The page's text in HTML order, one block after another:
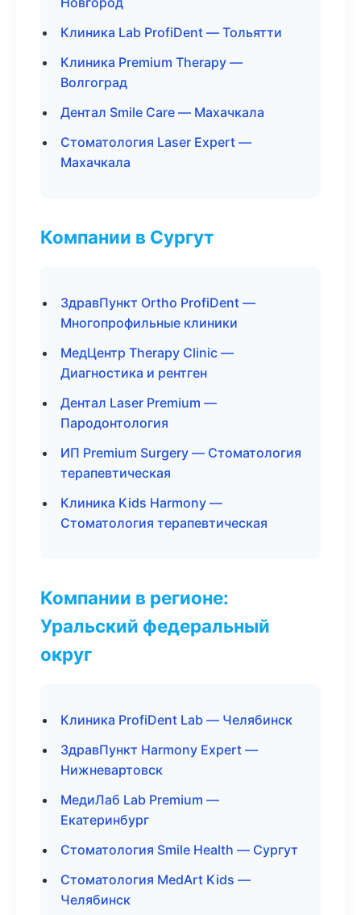
Клиника Lab ProfiDent — Тольятти
Клиника Premium Therapy —
Волгоград
Дентал Smile Care — Махачкала
Стоматология Laser Expert —
Махачкала
Компании в Сургут
ЗдравПункт Ortho ProfiDent —
Многопрофильные клиники
МедЦентр Therapy Clinic —
Диагностика и рентген
Дентал Laser Premium —
Пародонтология
ИП Premium Surgery — Стоматология
терапевтическая
Клиника Kids Harmony —
Стоматология терапевтическая
Компании в регионе:
Уральский федеральный
округ
Клиника ProfiDent Lab — Челябинск
ЗдравПункт Harmony Expert —
Нижневартовск
МедиЛаб Lab Premium —
Екатеринбург
Стоматология Smile Health — Сургут
Стоматология MedArt Kids —
Челябинск